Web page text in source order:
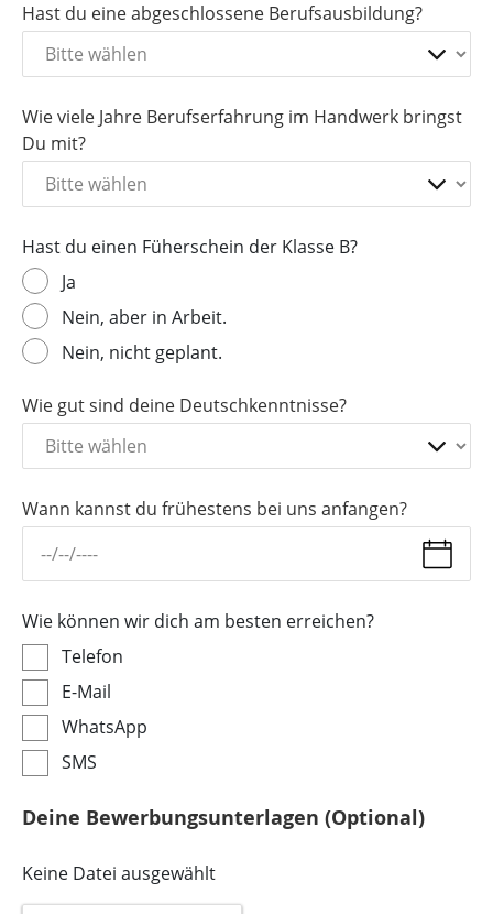
Hast du eine abgeschlossene Berufsausbildung?
Wie viele Jahre Berufserfahrung im Handwerk bringst
Du mit?
Hast du einen Füherschein der Klasse B?
Ja
Nein, aber in Arbeit.
Nein, nicht geplant.
Wie gut sind deine Deutschkenntnisse?
Wann kannst du frühestens bei uns anfangen?
Wie können wir dich am besten erreichen?
Telefon
E-Mail
WhatsApp
SMS
Deine Bewerbungsunterlagen (Optional)
Keine Datei ausgewählt